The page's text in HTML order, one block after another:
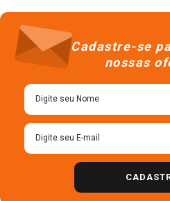
Cadastre-se
nossas